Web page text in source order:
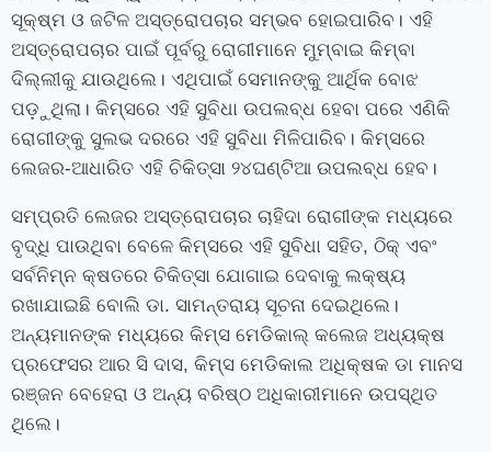
ସୂକ୍ଷ୍ମ ଓ ଜଟିଳ ଅସ୍ତ୍ରୋପଚାର ସମ୍ଭବ ହୋଇପାରିବ। ଏହି
ଅସ୍ତ୍ରୋପଚାର ପାଇଁ ପୂର୍ବରୁ ରୋଗୀମାନେ ମୁମ୍ବାଇ କିମ୍ବା
ଦିଲ୍ଲୀକୁ ଯାଉଥିଲେ। ଏଥିପାଇଁ ସେମାନଙ୍କୁ ଆର୍ଥିକ ବୋଝ
ପଡ଼ୁଥିଲା। କିମ୍‍ସରେ ଏହି ସୁବିଧା ଉପଲବ୍‍ଧ ହେବା ପରେ ଏଣିକି
ରୋଗୀଙ୍କୁ ସୁଲଭ ଦରରେ ଏହି ସୁବିଧା ମିଳିପାରିବ। କିମ୍‍ସରେ
ଲେଜର-ଆଧାରିତ ଏହି ଚିକିତ୍ସା ୨୪ଘଣ୍ଟିଆ ଉପଲବ୍‍ଧ ହେବ।
ସମ୍ପ୍ରତି ଲେଜର ଅସ୍ତ୍ରୋପଚାର ଚାହିଦା ରୋଗୀଙ୍କ ମଧ୍ୟରେ
ବୃଦ୍ଧି ପାଉଥିବା ବେଳେ କିମ୍‍ସରେ ଏହି ସୁବିଧା ସହିତ, ଠିକ୍ ଏବଂ
ସର୍ବନିମ୍ନ କ୍ଷତରେ ଚିକିତ୍ସା ଯୋଗାଇ ଦେବାକୁ ଲକ୍ଷ୍ୟ
ରଖାଯାଇଛି ବୋଲି ଡା. ସାମନ୍ତରାୟ ସୂଚନା ଦେଇଥିଲେ।
ଅନ୍ୟମାନଙ୍କ ମଧ୍ୟରେ କିମ୍‍ସ ମେଡିକାଲ୍‍ କଲେଜ ଅଧ୍ୟକ୍ଷ
ପ୍ରଫେସର ଆର ସି ଦାସ, କିମ୍‍ସ ମେଡିକାଲ ଅଧିକ୍ଷକ ଡା ମାନସ
ରଞ୍ଜନ ବେହେରା ଓ ଅନ୍ୟ ବରିଷ୍ଠ ଅଧିକାରୀମାନେ ଉପସ୍ଥିତ
ଥିଲେ।